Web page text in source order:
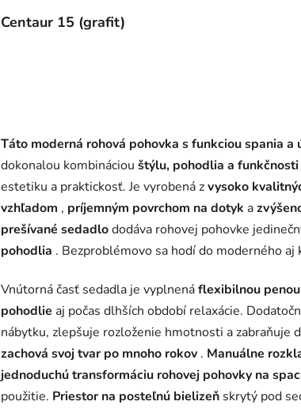
Centaur 15 (grafit)
Táto moderná rohová pohovka s funkciou spania
dokonalou kombináciou štýlu, pohodlia a funkčnosti
estetiku a praktickosť. Je vyrobená zvysoko
vzhľadom , príjemným povrchom na dotyk a
prešívané sedadlododáva rohovej pohovke
pohodlia . Bezproblémovo sa hodí do moderného
Vnútorná časť sedadla je vyplnenáflexibilnou
pohodlie aj počas dlhších období relaxácie.
nábytku, zlepšuje rozloženie hmotnosti a zabraňuje
zachová svoj tvar po mnoho rokov . Manuálne
jednoduchú transformáciu rohovej pohovky na
použitie. Priestor na posteľnú bielizeň skrytý pod